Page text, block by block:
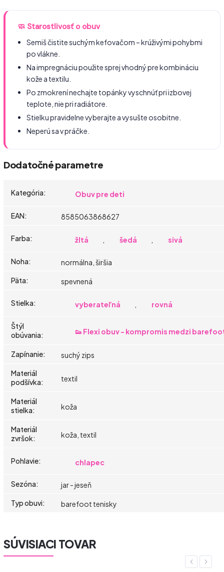
🧼 Starostlivosť o obuv
Semiš čistite suchým kefovačom – krúživými pohybmi
po vlákne.
Na impregnáciu použite sprej vhodný pre kombináciu
kože a textilu.
Po zmokrení nechajte topánky vyschnúť pri izbovej
teplote, nie pri radiátore.
Stielku pravidelne vyberajte a vysušte osobitne.
Neperú sa v práčke.
Dodatočné parametre
Kategória: Obuv pre deti
EAN: 8585063868627
Farba: žltá šedá sivá
Noha:
normálna, širšia
Päta: spevnená
Stielka: vyberateľná rovná
Štýl
obúvania: 👟 Flexi obuv - kompromis medzi
Zapínanie:
suchý zips
Materiál
podšívka: textil
Materiál
stielka: koža
Materiál
zvršok: koža, textil
Pohlavie: chlapec
Sezóna:
jar - jeseň
Typ obuvi: barefoot tenisky
SÚVISIACI TOVAR
Previous
Next